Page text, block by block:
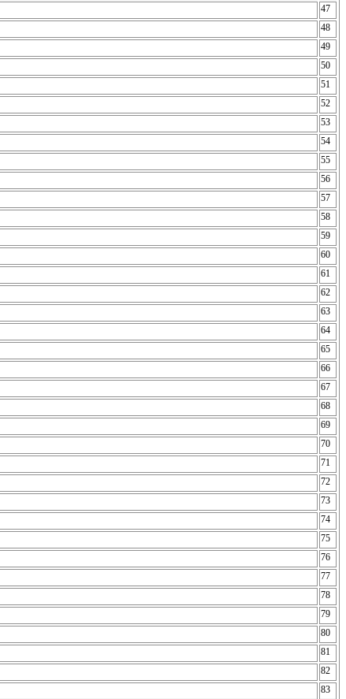
47
48
49
50
51
52
53
54
55
56
57
58
59
60
61
62
63
64
65
66
67
68
69
70
71
72
73
74
75
76
77
78
79
80
81
82
83